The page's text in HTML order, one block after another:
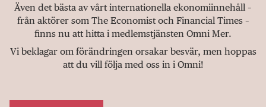
Även det bästa av vårt internationella ekonomiinnehåll –
från aktörer som The Economist och Financial Times –
finns nu att hitta i medlemstjänsten Omni Mer.
Vi beklagar om förändringen orsakar besvär, men hoppas
att du vill följa med oss in i Omni!